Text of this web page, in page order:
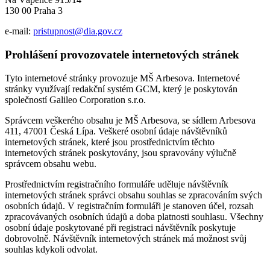
130 00 Praha 3
e-mail: pristupnost@dia.gov.cz
Prohlášení provozovatele internetových stránek
Tyto internetové stránky provozuje MŠ Arbesova. Internetové
stránky využívají redakční systém GCM, který je poskytován
společností Galileo Corporation s.r.o.
Správcem veškerého obsahu je MŠ Arbesova, se sídlem Arbesova
411, 47001 Česká Lípa. Veškeré osobní údaje návštěvníků
internetových stránek, které jsou prostřednictvím těchto
internetových stránek poskytovány, jsou spravovány výlučně
správcem obsahu webu.
Prostřednictvím registračního formuláře uděluje návštěvník
internetových stránek správci obsahu souhlas se zpracováním svých
osobních údajů. V registračním formuláři je stanoven účel, rozsah
zpracovávaných osobních údajů a doba platnosti souhlasu. Všechny
osobní údaje poskytované při registraci návštěvník poskytuje
dobrovolně. Návštěvník internetových stránek má možnost svůj
souhlas kdykoli odvolat.